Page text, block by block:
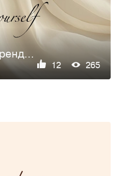
Айдентика для бренда Pour moi
12 265